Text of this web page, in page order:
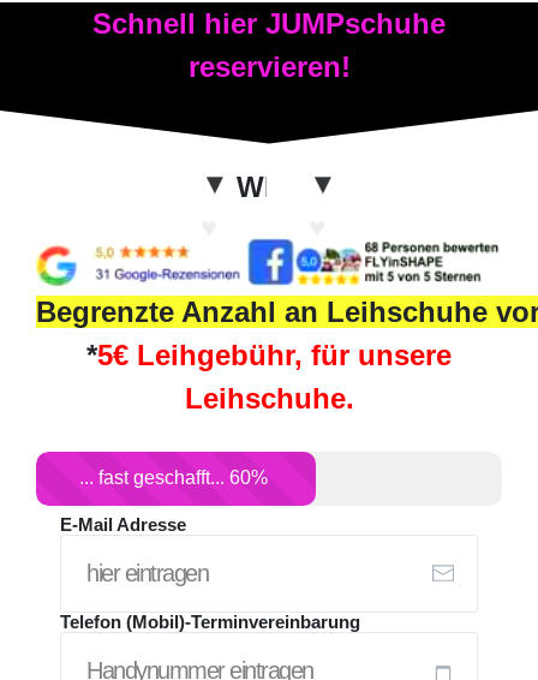
Schnell hier JUMPschuhe
reservieren!
▼ WIR FREUEN UNS
Hier zum
▼
Begrenzte Anzahl an Leihschuhe
*5€ Leihgebühr, für unsere
Leihschuhe.
... fast geschafft... 60%
E-Mail Adresse
Telefon (Mobil)-Terminvereinbarung